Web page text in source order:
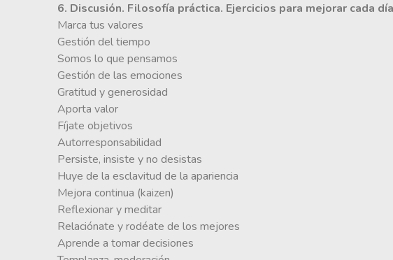
6. Discusión. Filosofía práctica. Ejercicios para mejorar cada día
Marca tus valores
Gestión del tiempo
Somos lo que pensamos
Gestión de las emociones
Gratitud y generosidad
Aporta valor
Fíjate objetivos
Autorresponsabilidad
Persiste, insiste y no desistas
Huye de la esclavitud de la apariencia
Mejora continua (kaizen)
Reflexionar y meditar
Relaciónate y rodéate de los mejores
Aprende a tomar decisiones